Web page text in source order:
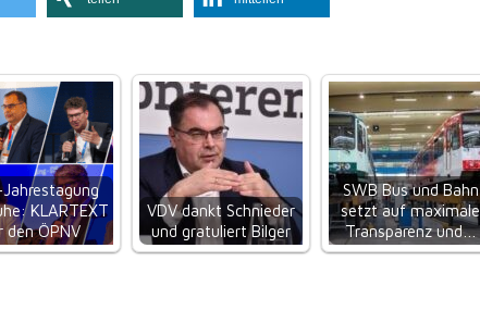
KLARTEXT
den ÖPNV
VDV dankt Schnieder
und gratuliert Bilger
SWB Bus und Bahn
setzt auf maximale
Transparenz und…